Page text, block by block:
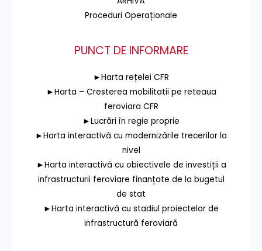
Proceduri Operaționale
PUNCT DE INFORMARE
►Harta rețelei CFR
►Harta – Cresterea mobilitatii pe reteaua
feroviara CFR
►Lucrări în regie proprie
►Harta interactivă cu modernizările trecerilor la
nivel
►Harta interactivă cu obiectivele de investiții a
infrastructurii feroviare finanțate de la bugetul
de stat
►Harta interactivă cu stadiul proiectelor de
infrastructură feroviară